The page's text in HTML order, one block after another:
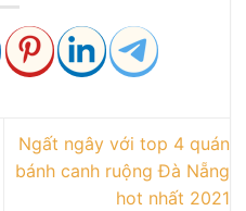
Ngất ngây với top 4 quán
bánh canh ruộng Đà Nẵng
hot nhất 2021